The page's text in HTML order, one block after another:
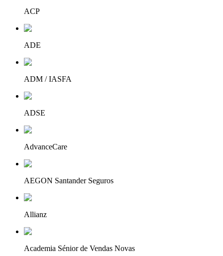
ACP
ADE
ADM / IASFA
ADSE
AdvanceCare
AEGON Santander Seguros
Allianz
Academia Sénior de Vendas Novas